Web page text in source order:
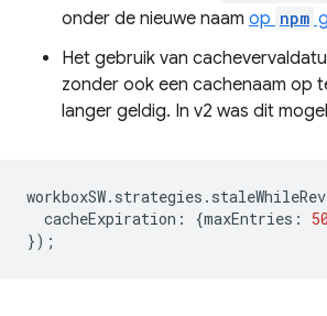
onder de nieuwe naam op npm
Het gebruik van
zonder ook een cachenaam op
langer geldig. In v2 was dit
workboxSW. strategies .
cacheExpiration : {maxEntries : 50
});